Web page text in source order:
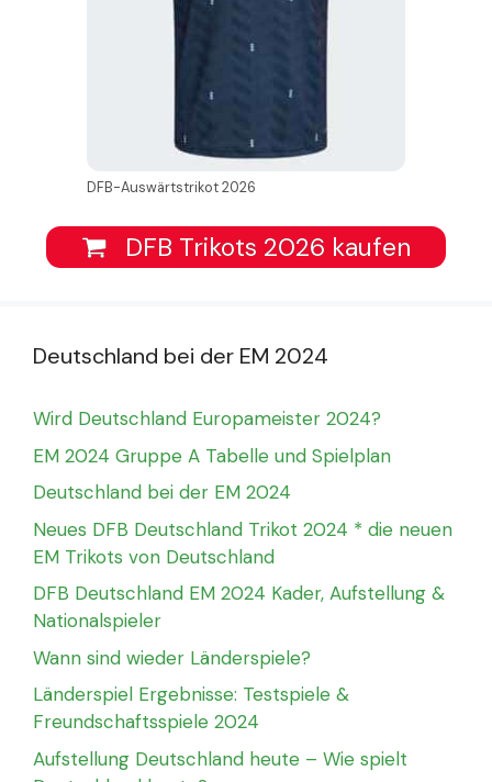
DFB-Auswärtstrikot 2026
DFB Trikots 2026 kaufen
Deutschland bei der EM 2024
Wird Deutschland Europameister 2024?
EM 2024 Gruppe A Tabelle und Spielplan
Deutschland bei der EM 2024
Neues DFB Deutschland Trikot 2024 * die neuen
EM Trikots von Deutschland
DFB Deutschland EM 2024 Kader, Aufstellung &
Nationalspieler
Wann sind wieder Länderspiele?
Länderspiel Ergebnisse: Testspiele &
Freundschaftsspiele 2024
Aufstellung Deutschland heute – Wie spielt